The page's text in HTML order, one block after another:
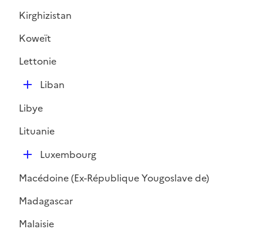
Kirghizistan
Koweït
Lettonie
D
p
l
Liban
Libye
Lituanie
D
p
l
e
Luxembourg
Macédoine (Ex-République Yougoslave de)
Madagascar
Malaisie